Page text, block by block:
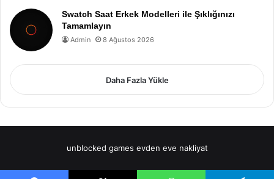
Swatch Saat Erkek Modelleri ile Şıklığınızı
Tamamlayın
Admin 8 Ağustos 2026
Daha Fazla Yükle
unblocked games evden eve nakliyat